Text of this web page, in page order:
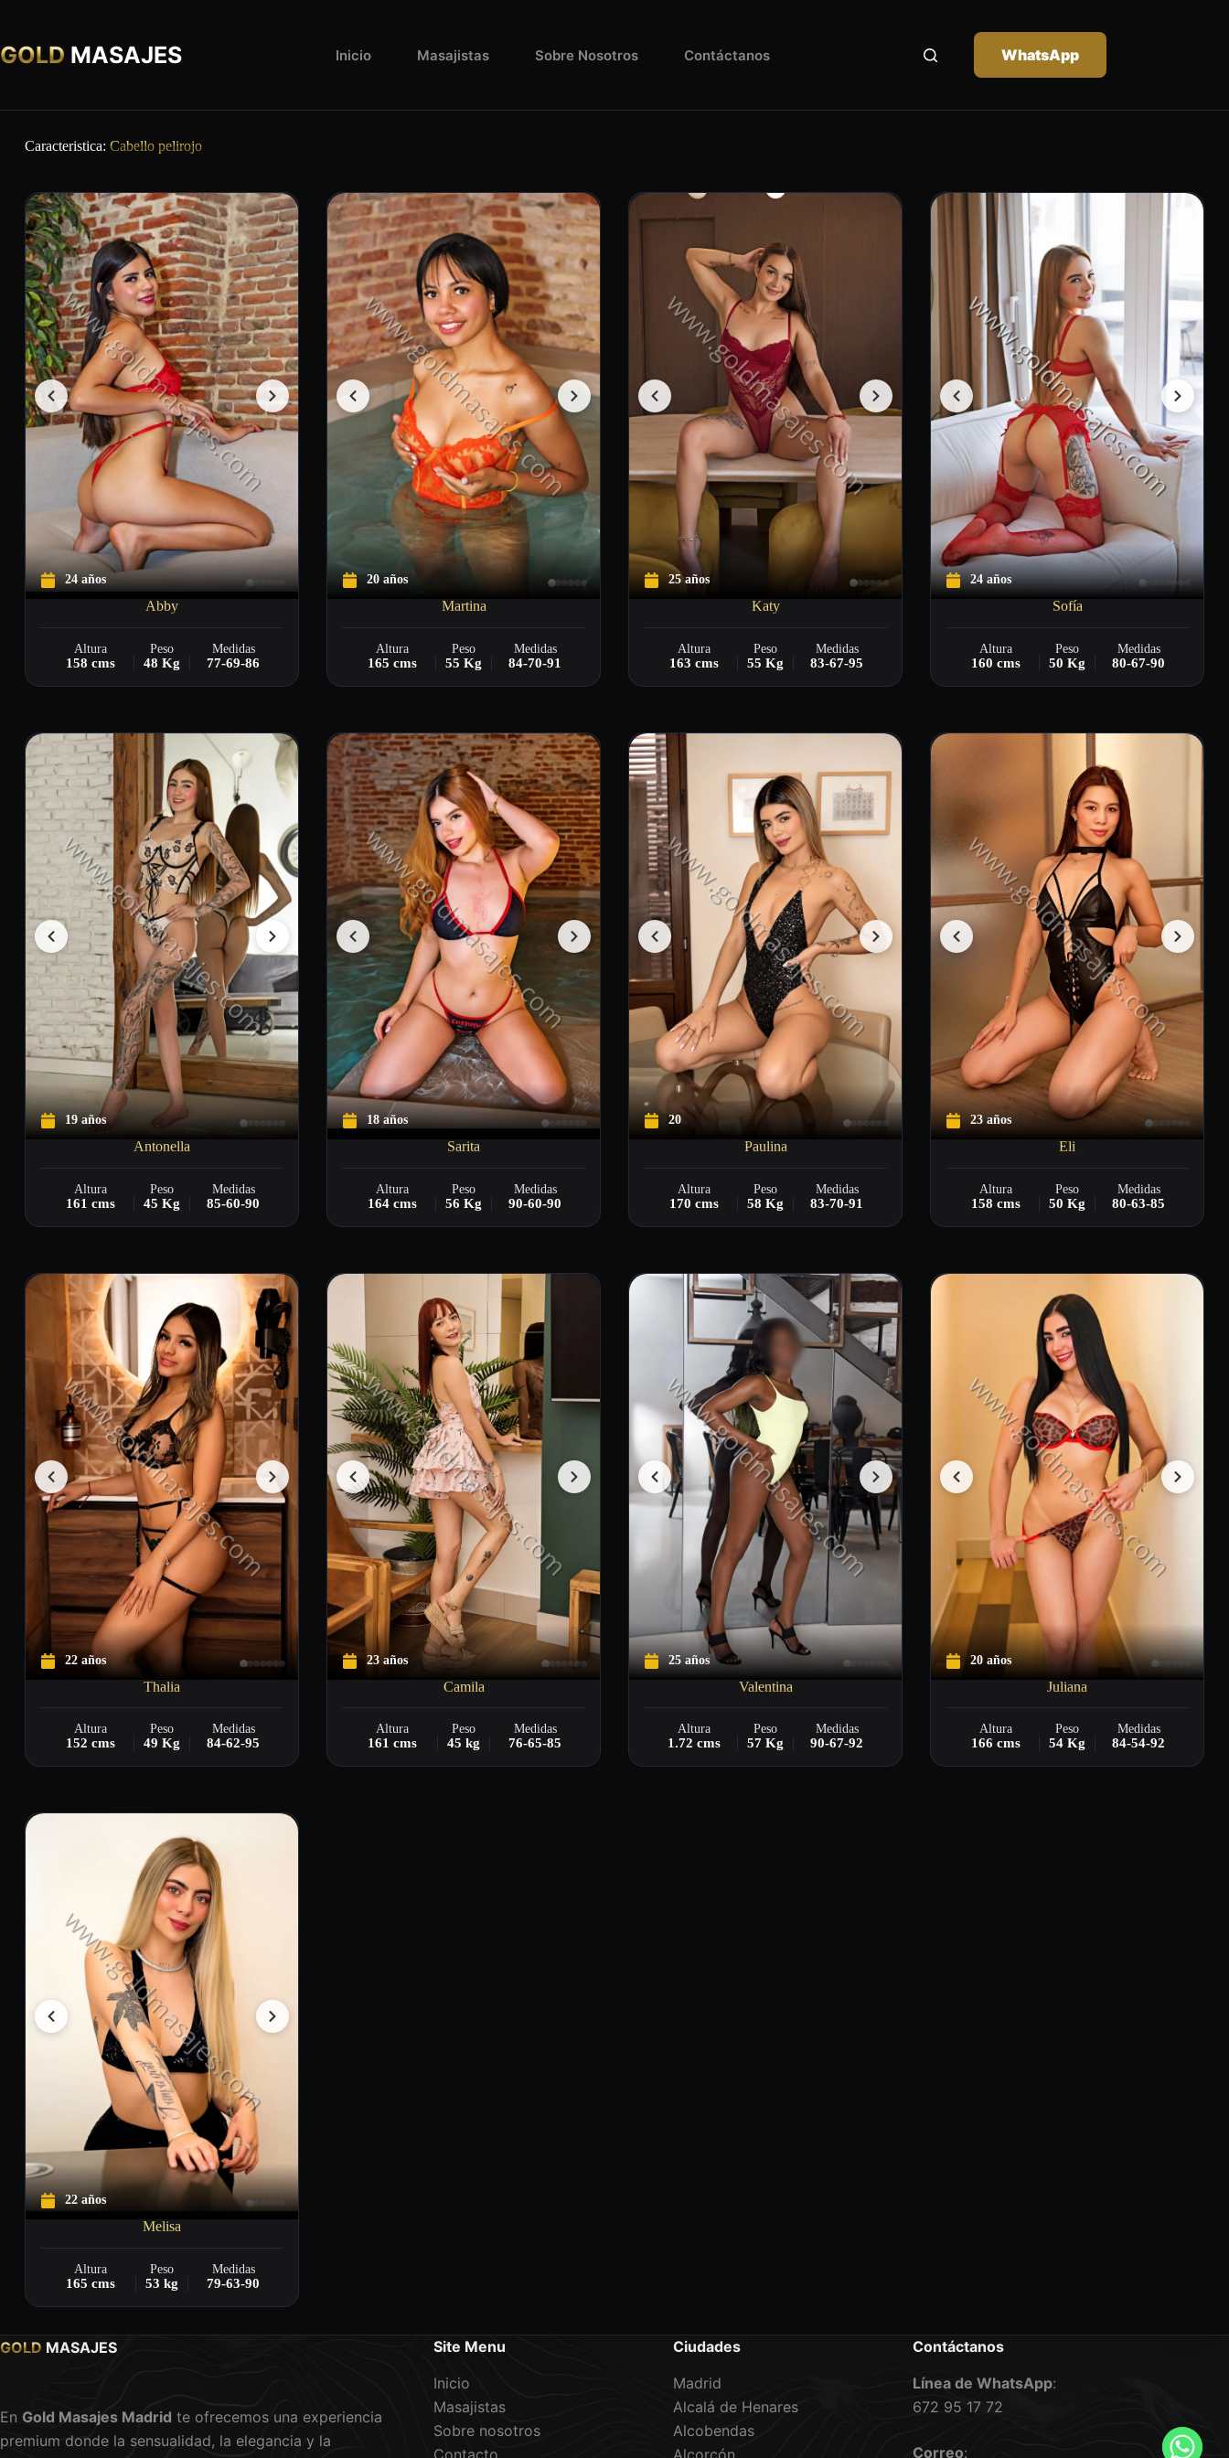
GOLD MASAJES Inicio Masajistas Sobre Nosotros Contáctanos WhatsApp
Caracteristica: Cabello pelirojo
24 años
Abby
Altura Peso Medidas
158 cms 48 Kg 77-69-86
20 años
Martina
Altura Peso Medidas
165 cms 55 Kg 84-70-91
25 años
Katy
Altura Peso Medidas
163 cms 55 Kg 83-67-95
24 años
Sofía
Altura Peso Medidas
160 cms 50 Kg 80-67-90
19 años
Antonella
Altura Peso Medidas
161 cms 45 Kg 85-60-90
18 años
Sarita
Altura Peso Medidas
164 cms 56 Kg 90-60-90
20
Paulina
Altura Peso Medidas
170 cms 58 Kg 83-70-91
23 años
Eli
Altura Peso Medidas
158 cms 50 Kg 80-63-85
22 años
Thalia
Altura Peso Medidas
152 cms 49 Kg 84-62-95
23 años
Camila
Altura Peso Medidas
161 cms 45 kg 76-65-85
25 años
Valentina
Altura Peso Medidas
1.72 cms 57 Kg 90-67-92
20 años
Juliana
Altura Peso Medidas
166 cms 54 Kg 84-54-92
22 años
Melisa
Altura Peso Medidas
165 cms 53 kg 79-63-90
GOLD MASAJES
En Gold Masajes Madrid te ofrecemos una experiencia
premium donde la sensualidad, la elegancia y la
Site Menu
Inicio
Masajistas
Sobre nosotros
Contacto
Ciudades
Madrid
Alcalá de Henares
Alcobendas
Alcorcón
Contáctanos
Línea de WhatsApp:
672 95 17 72
Correo: